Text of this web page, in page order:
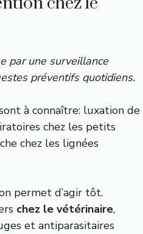
par une surveillance
préventifs quotidiens.
à connaître: luxation de
chez les petits
chez les lignées
permet d’agir tôt.
chez le vétérinaire,
et antiparasitaires